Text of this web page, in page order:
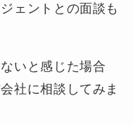
ェントとの面談も
いと感じた場合
社に相談してみま